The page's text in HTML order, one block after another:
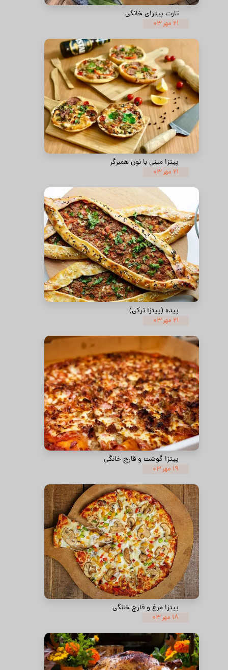
تارت پیتزای خانگی
۲۱ مهر ۰۳
پیتزا مینی با نون همبرگر
۲۱ مهر ۰۳
پیده (پیتزا ترکی)
۲۱ مهر ۰۳
پیتزا گوشت و قارچ خانگی
۱۹ مهر ۰۳
پیتزا مرغ و قارچ خانگی
۱۸ مهر ۰۳